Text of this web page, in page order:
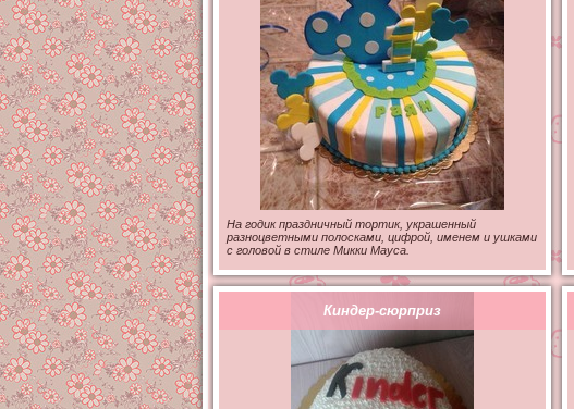
На годик праздничный тортик, украшенный
разноцветными полосками, цифрой, именем и ушками
с головой в стиле Микки Мауса.
Киндер-сюрприз